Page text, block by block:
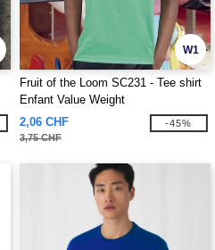
W1
Fruit of the Loom SC231 - Tee shirt
Enfant Value Weight
2,06 CHF
3,75 CHF
-45%